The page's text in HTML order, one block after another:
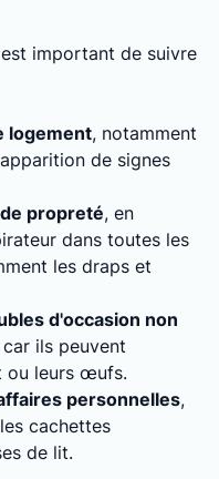
important de suivre
logement, notamment
de signes
propreté, en
dans toutes les
les draps et
d'occasion non
ils peuvent
ou leurs œufs.
personnelles,
cachettes
de lit.